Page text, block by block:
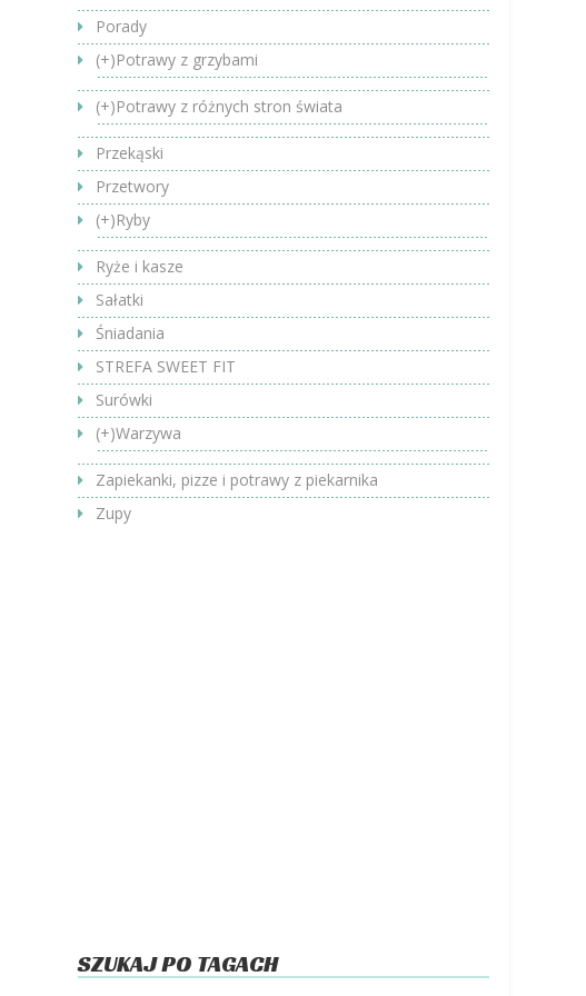
Porady
(+)Potrawy z grzybami
(+)Potrawy z różnych stron świata
Przekąski
Przetwory
(+)Ryby
Ryże i kasze
Sałatki
Śniadania
STREFA SWEET FIT
Surówki
(+)Warzywa
Zapiekanki, pizze i potrawy z piekarnika
Zupy
SZUKAJ PO TAGACH